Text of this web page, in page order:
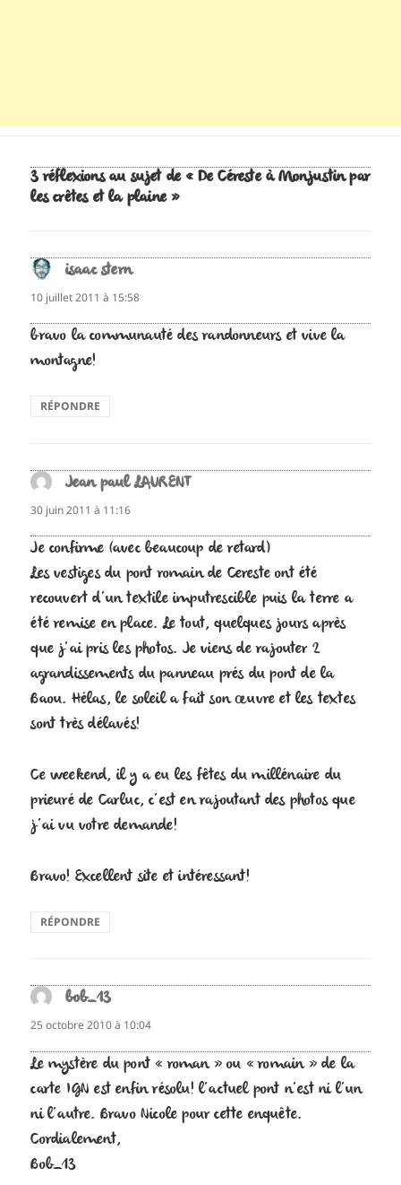
3 réflexions au sujet de « De Céreste à Monjustin par
les crêtes et la plaine »
isaac sterndit :
10 juillet 2011 à 15:58
bravo la communauté des randonneurs et vive la
montagne!
RÉPONDRE
Jean paul LAURENTdit :
30 juin 2011 à 11:16
Je confirme (avec beaucoup de retard)
Les vestiges du pont romain de Cereste ont été
recouvert d’un textile imputrescible puis la terre a
été remise en place. Le tout, quelques jours après
que j’ai pris les photos. Je viens de rajouter 2
agrandissements du panneau prés du pont de la
Baou. Hélas, le soleil a fait son œuvre et les textes
sont très délavés!
Ce weekend, il y a eu les fêtes du millénaire du
prieuré de Carluc, c’est en rajoutant des photos que
j’ai vu votre demande!
Bravo! Excellent site et intéressant!
RÉPONDRE
bob_13dit :
25 octobre 2010 à 10:04
Le mystère du pont « roman » ou « romain » de la
carte IGN est enfin résolu! l’actuel pont n’est ni l’un
ni l’autre. Bravo Nicole pour cette enquête.
Cordialement,
Bob_13